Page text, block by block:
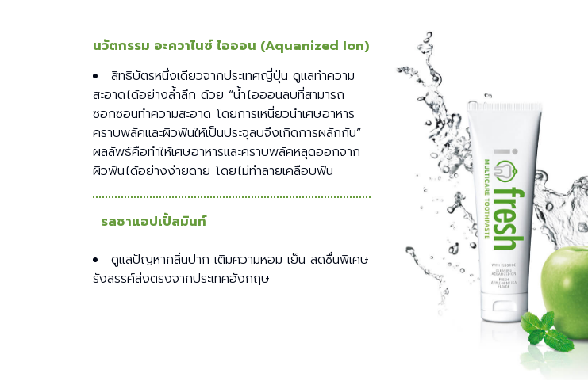
นวัตกรรม อะควาไนซ์ ไอออน (Aquanized Ion)
สิทธิบัตรหนึ่งเดียวจากประเทศญี่ปุ่น ดูแลทำความ
สะอาดได้อย่างล้ำลึก ด้วย “น้ำไอออนลบที่สามารถ
ซอกซอนทำความสะอาด โดยการเหนี่ยวนำเศษอาหาร
คราบพลัคและผิวฟันให้เป็นประจุลบจึงเกิดการผลักกัน”
ผลลัพธ์คือทำให้เศษอาหารและคราบพลัคหลุดออกจาก
ผิวฟันได้อย่างง่ายดาย โดยไม่ทำลายเคลือบฟัน
รสชาแอปเปิ้ลมินท์
ดูแลปัญหากลิ่นปาก เติมความหอม เย็น สดชื่นพิเศษ
รังสรรค์ส่งตรงจากประเทศอังกฤษ